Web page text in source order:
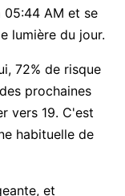
05:44 AM et se
lumière du jour.
72% de risque
prochaines
vers 19. C'est
habituelle de
et